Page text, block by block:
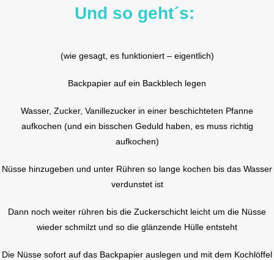
Und so geht´s:
(wie gesagt, es funktioniert – eigentlich)
Backpapier auf ein Backblech legen
Wasser, Zucker, Vanillezucker in einer beschichteten Pfanne
aufkochen (und ein bisschen Geduld haben, es muss richtig
aufkochen)
Nüsse hinzugeben und unter Rühren so lange kochen bis das Wasser
verdunstet ist
Dann noch weiter rühren bis die Zuckerschicht leicht um die Nüsse
wieder schmilzt und so die glänzende Hülle entsteht
Die Nüsse sofort auf das Backpapier auslegen und mit dem Kochlöffel